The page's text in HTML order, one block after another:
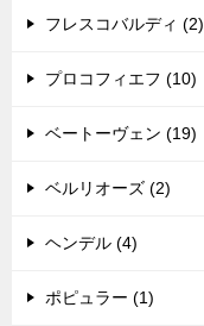
フレスコバルディ (2)
プロコフィエフ (10)
ベートーヴェン (19)
ベルリオーズ (2)
ヘンデル (4)
ポピュラー (1)